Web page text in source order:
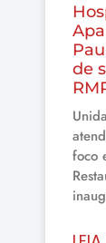
de
foco